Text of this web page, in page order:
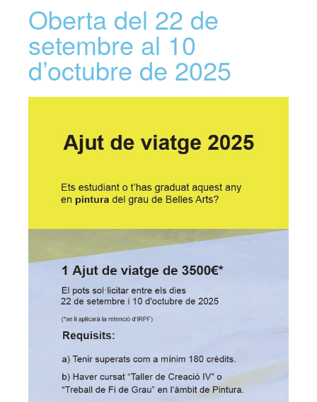
Oberta del 22 de
setembre al 10
d’octubre de 2025